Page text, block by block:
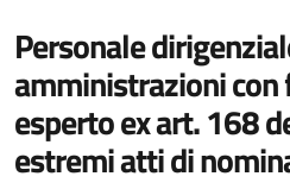
Personale
amministrazioni con
esperto ex art. 168
estremi atti di